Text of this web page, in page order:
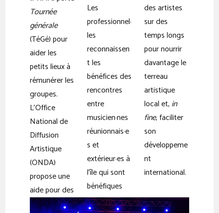
Tournée
générale
(TéGé) pour
aider les
petits lieux à
rémunérer les
groupes.
L’Office
National de
Diffusion
Artistique
(ONDA)
propose une
aide pour des
Les
professionnel·
les
reconnaissen
t les
bénéfices des
rencontres
entre
musicien·nes
réunionnais·e
s et
extérieur·es à
l’île qui sont
bénéfiques
des artistes
sur des
temps longs
pour nourrir
davantage le
terreau
artistique
local et, in
fine, faciliter
son
développeme
nt
international.